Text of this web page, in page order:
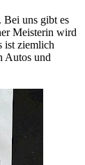
uns gibt es
Meisterin wird
ist ziemlich
Autos und